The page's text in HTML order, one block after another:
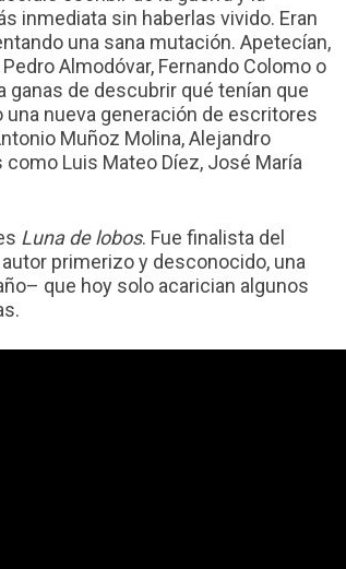
inmediata sin haberlas vivido. Eran
una sana mutación. Apetecían,
Almodóvar, Fernando Colomo o
ganas de descubrir qué tenían que
nueva generación de escritores
Muñoz Molina, Alejandro
como Luis Mateo Díez, José María
Luna de lobos. Fue finalista del
primerizo y desconocido, una
que hoy solo acarician algunos